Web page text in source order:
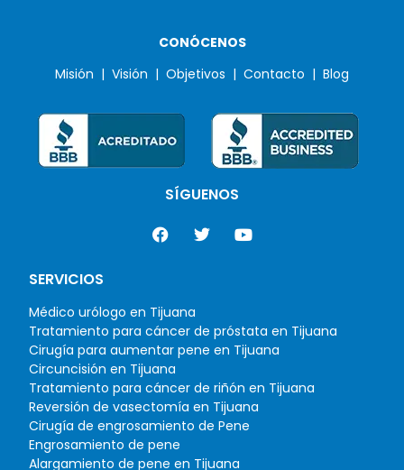
CONÓCENOS
Misión | Visión | Objetivos | Contacto | Blog
SÍGUENOS
SERVICIOS
Médico urólogo en Tijuana
Tratamiento para cáncer de próstata en Tijuana
Cirugía para aumentar pene en Tijuana
Circuncisión en Tijuana
Tratamiento para cáncer de riñón en Tijuana
Reversión de vasectomía en Tijuana
Cirugía de engrosamiento de Pene
Engrosamiento de pene
Alargamiento de pene en Tijuana